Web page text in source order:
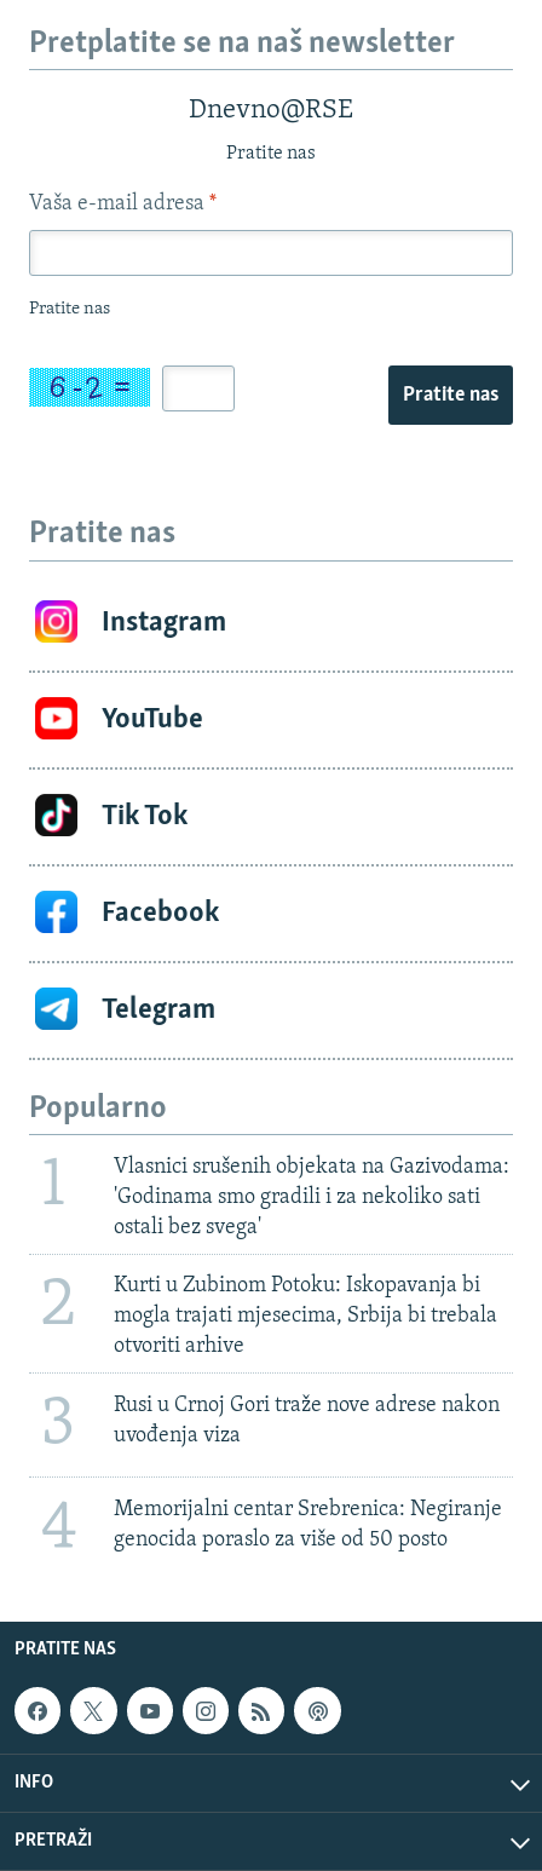
Pretplatite se na naš newsletter
Dnevno@RSE
Pratite nas
Vaša e-mail adresa *
Pratite nas
Pratite nas
Pratite nas
Instagram
YouTube
Tik Tok
Facebook
Telegram
Popularno
1
Vlasnici srušenih objekata na Gazivodama:
'Godinama smo gradili i za nekoliko sati
ostali bez svega'
2
Kurti u Zubinom Potoku: Iskopavanja bi
mogla trajati mjesecima, Srbija bi trebala
otvoriti arhive
3
Rusi u Crnoj Gori traže nove adrese nakon
uvođenja viza
4
Memorijalni centar Srebrenica: Negiranje
genocida poraslo za više od 50 posto
PRATITE NAS
INFO
PRETRAŽI